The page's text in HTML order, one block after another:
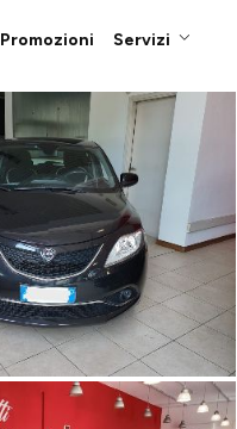
Promozioni Servizi